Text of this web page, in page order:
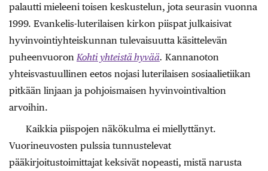
palautti mieleeni toisen keskustelun, jota seurasin vuonna
1999. Evankelis-luterilaisen kirkon piispat julkaisivat
hyvinvointiyhteiskunnan tulevaisuutta käsittelevän
puheenvuoron Kohti yhteistä hyvää. Kannanoton
yhteisvastuullinen eetos nojasi luterilaisen sosiaalietiikan
pitkään linjaan ja pohjoismaisen hyvinvointivaltion
arvoihin.
Kaikkia piispojen näkökulma ei miellyttänyt.
Vuorineuvosten pulssia tunnustelevat
pääkirjoitustoimittajat keksivät nopeasti, mistä narusta